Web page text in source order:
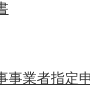
事業者指定